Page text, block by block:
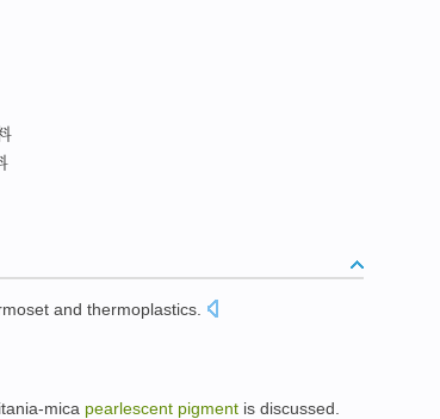
and thermoplastics
mica pearlescent pigment is discussed.